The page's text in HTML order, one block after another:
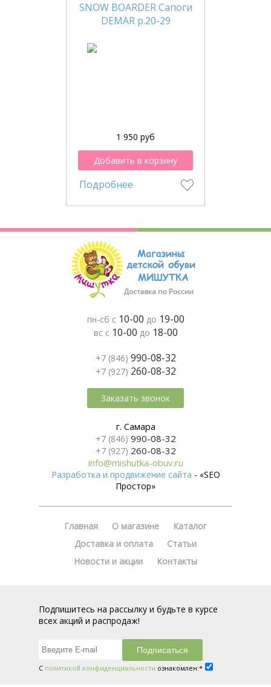
SNOW BOARDER Сапоги
DEMAR р.20-29
1 950 руб
Добавить в корзину
Подробнее
пн-сб с 10-00 до 19-00
вс с 10-00 до 18-00
+7 (846) 990-08-32
+7 (927) 260-08-32
Заказать звонок
г. Самара
+7 (846) 990-08-32
+7 (927) 260-08-32
info@mishutka-obuv.ru
Разработка и продвижение сайта - «SEO
Простор»
Главная О магазине
Каталог
Доставка и оплата
Статьи
Новости и акции
Контакты
Подпишитесь на рассылку и будьте в курсе
всех акций и распродаж!
С политикой конфиденциальности ознакомлен:*